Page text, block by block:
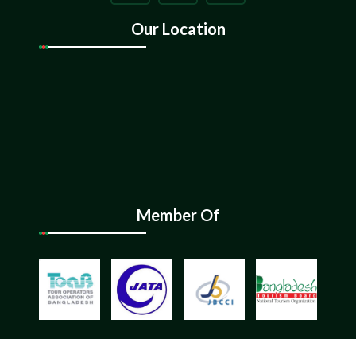
Our Location
Member Of